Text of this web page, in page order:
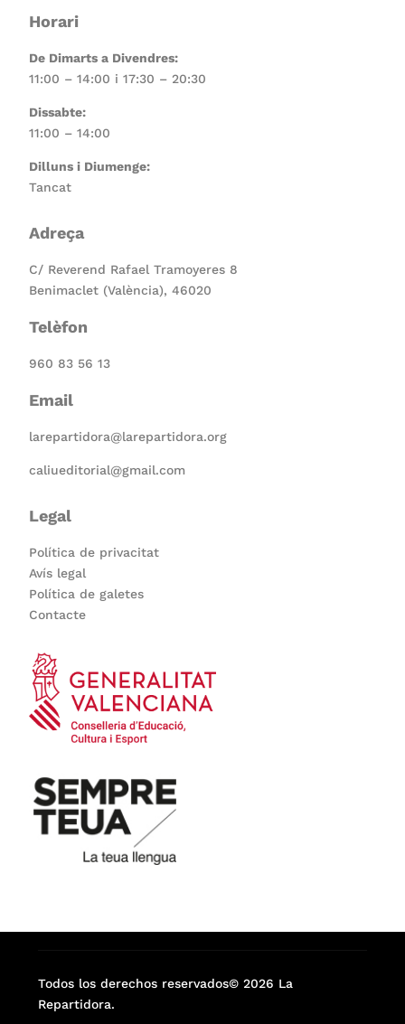
Horari
De Dimarts a Divendres:
11:00 – 14:00 i 17:30 – 20:30
Dissabte:
11:00 – 14:00
Dilluns i Diumenge:
Tancat
Adreça
C/ Reverend Rafael Tramoyeres 8
Benimaclet (València), 46020
Telèfon
960 83 56 13
Email
larepartidora@larepartidora.org
caliueditorial@gmail.com
Legal
Política de privacitat
Avís legal
Política de galetes
Contacte
Todos los derechos reservados© 2026 La
Repartidora.